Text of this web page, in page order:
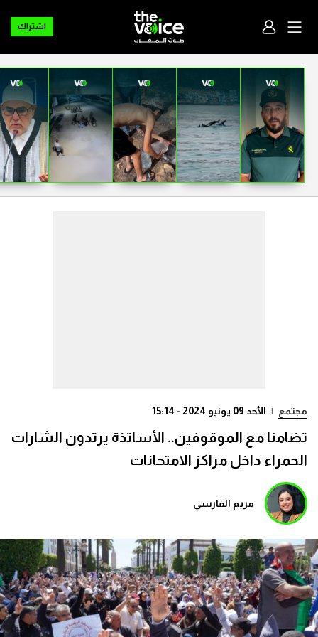
اشتراك
مجتمع | الأحد 09 يونيو 2024 - 15:14
تضامنا مع الموقوفين.. الأساتذة يرتدون الشارات
الحمراء داخل مراكز الامتحانات
مريم الفارسي